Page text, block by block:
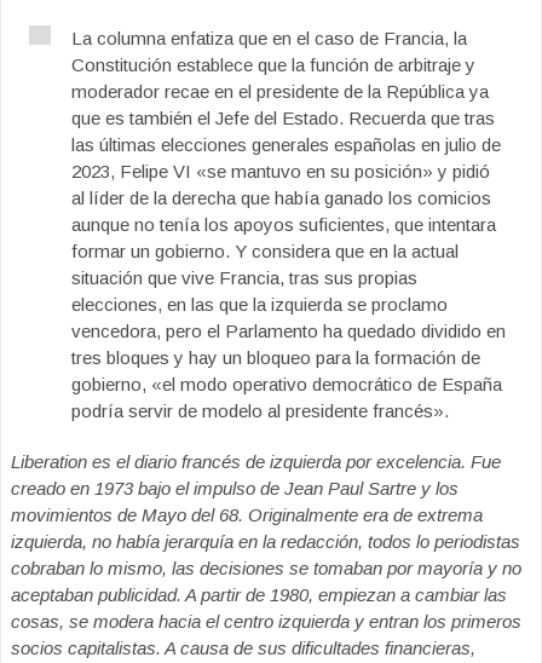
La columna enfatiza que en el caso de Francia, la
Constitución establece que la función de arbitraje y
moderador recae en el presidente de la República ya
que es también el Jefe del Estado. Recuerda que tras
las últimas elecciones generales españolas en julio de
2023, Felipe VI «se mantuvo en su posición» y pidió
al líder de la derecha que había ganado los comicios
aunque no tenía los apoyos suficientes, que intentara
formar un gobierno. Y considera que en la actual
situación que vive Francia, tras sus propias
elecciones, en las que la izquierda se proclamo
vencedora, pero el Parlamento ha quedado dividido en
tres bloques y hay un bloqueo para la formación de
gobierno, «el modo operativo democrático de España
podría servir de modelo al presidente francés».
Liberation es el diario francés de izquierda por excelencia. Fue
creado en 1973 bajo el impulso de Jean Paul Sartre y los
movimientos de Mayo del 68. Originalmente era de extrema
izquierda, no había jerarquía en la redacción, todos lo periodistas
cobraban lo mismo, las decisiones se tomaban por mayoría y no
aceptaban publicidad. A partir de 1980, empiezan a cambiar las
cosas, se modera hacia el centro izquierda y entran los primeros
socios capitalistas. A causa de sus dificultades financieras,